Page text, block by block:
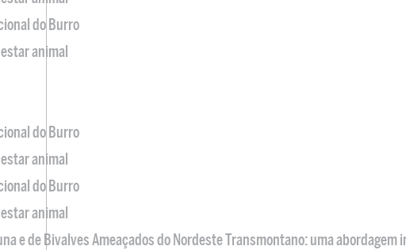
do Burro
animal
do Burro
animal
do Burro
animal
e de Bivalves Ameaçados do Nordeste Transmontano: uma abordagem